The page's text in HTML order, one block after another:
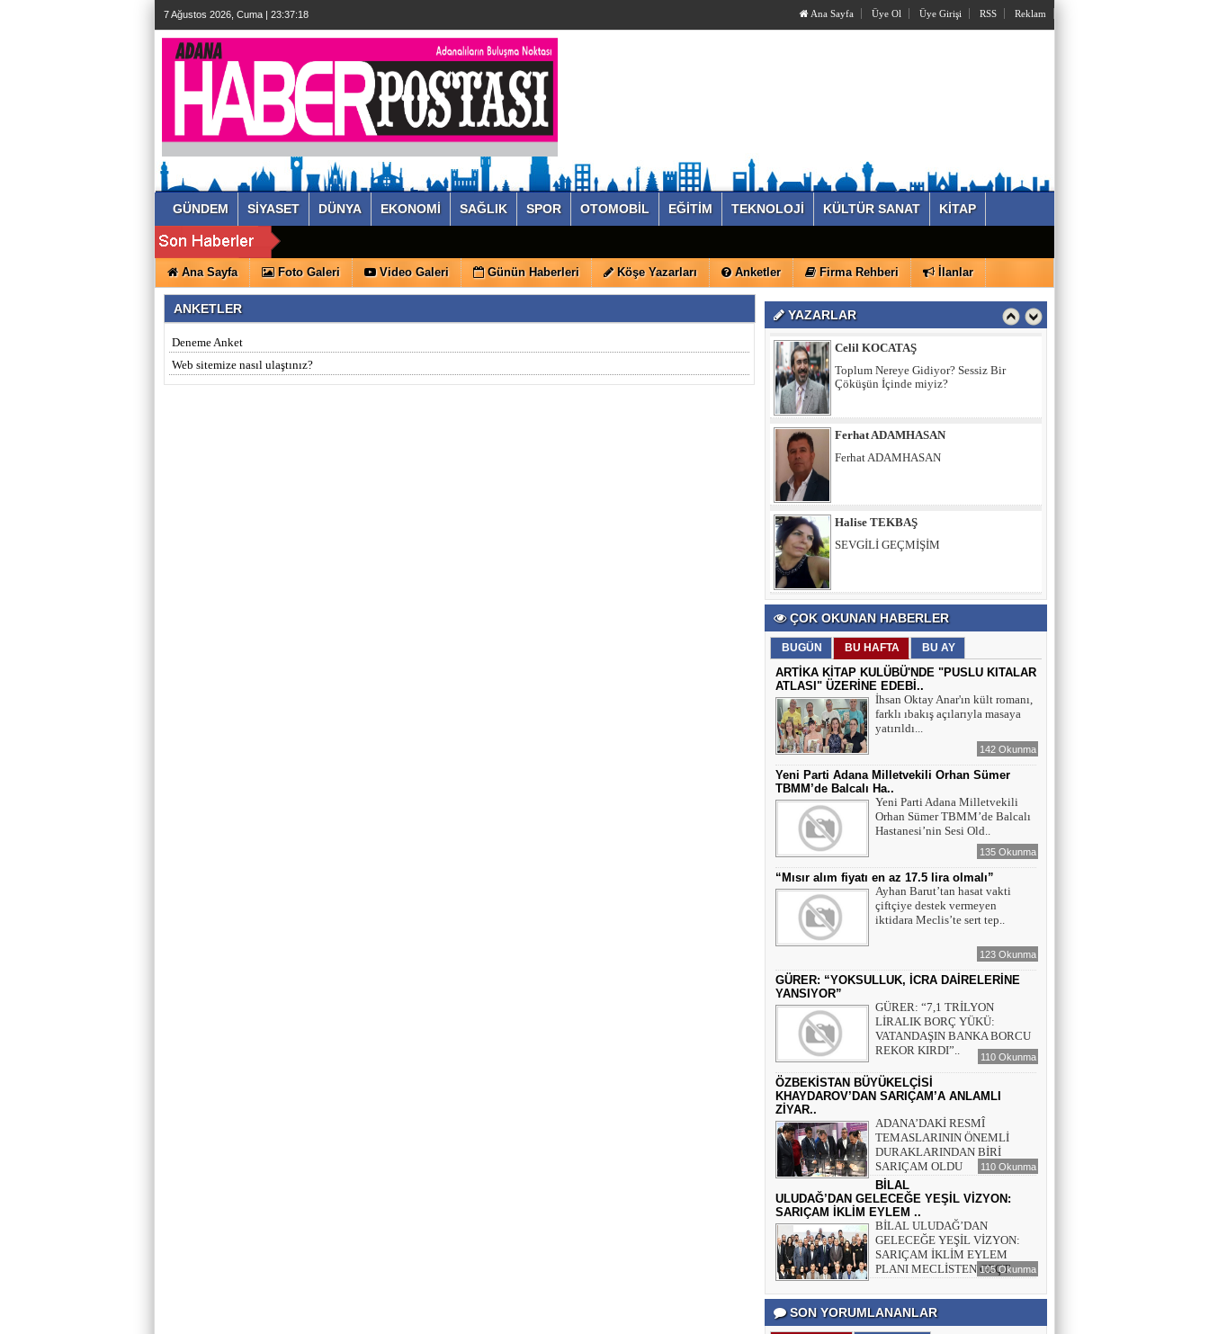
7 Ağustos 2026, Cuma | 23:37:19 Ana Sayfa Üye Ol Üye Girişi RSS Reklam
GÜNDEM SİYASET DÜNYA EKONOMİ SAĞLIK SPOR OTOMOBİL EĞİTİM TEKNOLOJİ KÜLTÜR SANAT KİTAP
Ana Sayfa Foto Galeri Video Galeri Günün Haberleri Köşe Yazarları Anketler Firma Rehberi İlanlar
ANKETLER
Deneme Anket
Web sitemize nasıl ulaştınız?
YAZARLAR
Celil KOCATAŞ
Toplum Nereye Gidiyor? Sessiz Bir
Çöküşün İçinde miyiz?
Ferhat ADAMHASAN
Ferhat ADAMHASAN
Halise TEKBAŞ
SEVGİLİ GEÇMİŞİM
Dr. ALPER AKÇAM
KATILIM SAĞLADIK! TÜRKÇE’Yİ BİR
Celil KOCATAŞ
Toplum Nereye Gidiyor? Sessiz Bir
Çöküşün İçinde miyiz?
Ferhat ADAMHASAN
Ferhat ADAMHASAN
Halise TEKBAŞ
SEVGİLİ GEÇMİŞİM
ÇOK OKUNAN HABERLER
BUGÜN BU HAFTA BU AY
ARTİKA KİTAP KULÜBÜ'NDE "PUSLU KITALAR
ATLASI" ÜZERİNE EDEBİ..
İhsan Oktay Anar'ın kült romanı,
farklı ıbakış açılarıyla masaya
yatırıldı...
142 Okunma
Yeni Parti Adana Milletvekili Orhan Sümer
TBMM’de Balcalı Ha..
Yeni Parti Adana Milletvekili
Orhan Sümer TBMM’de Balcalı
Hastanesi’nin Sesi Old..
135 Okunma
“Mısır alım fiyatı en az 17.5 lira olmalı”
Ayhan Barut’tan hasat vakti
çiftçiye destek vermeyen
iktidara Meclis’te sert tep..
123 Okunma
GÜRER: “YOKSULLUK, İCRA DAİRELERİNE
YANSIYOR”
GÜRER: “7,1 TRİLYON
LİRALIK BORÇ YÜKÜ:
VATANDAŞIN BANKA BORCU
REKOR KIRDI”..
110 Okunma
ÖZBEKİSTAN BÜYÜKELÇİSİ
KHAYDAROV’DAN SARIÇAM’A ANLAMLI
ZİYAR..
ADANA’DAKİ RESMÎ
TEMASLARININ ÖNEMLİ
DURAKLARINDAN BİRİ
SARIÇAM OLDU
110 Okunma
BİLAL
ULUDAĞ’DAN GELECEĞE YEŞİL VİZYON:
SARIÇAM İKLİM EYLEM ..
BİLAL ULUDAĞ’DAN
GELECEĞE YEŞİL VİZYON:
SARIÇAM İKLİM EYLEM
PLANI MECLİSTEN GEÇT..
105 Okunma
SON YORUMLANANLAR